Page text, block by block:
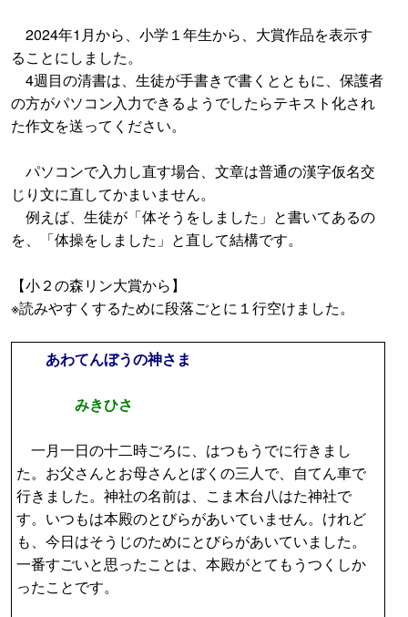
2024年1月から、小学１年生から、大賞作品を表示す
ることにしました。
4週目の清書は、生徒が手書きで書くとともに、保護者
の方がパソコン入力できるようでしたらテキスト化され
た作文を送ってください。
パソコンで入力し直す場合、文章は普通の漢字仮名交
じり文に直してかまいません。
例えば、生徒が「体そうをしました」と書いてあるの
を、「体操をしました」と直して結構です。
【小２の森リン大賞から】
※読みやすくするために段落ごとに１行空けました。
あわてんぼうの神さま
みきひさ
一月一日の十二時ごろに、はつもうでに行きまし
た。お父さんとお母さんとぼくの三人で、自てん車で
行きました。神社の名前は、こま木台八はた神社で
す。いつもは本殿のとびらがあいていません。けれど
も、今日はそうじのためにとびらがあいていました。
一番すごいと思ったことは、本殿がとてもうつくしか
ったことです。